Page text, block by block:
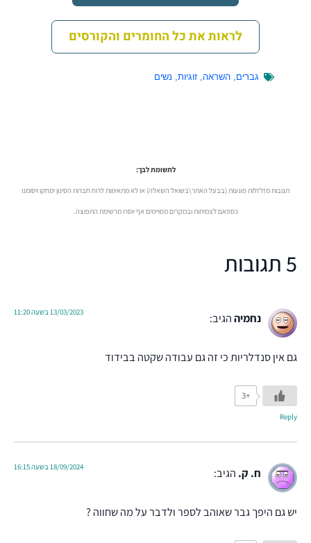
לראות את כל החומרים והקורסים
גברים השראה זוגיות נשים
לתשומת לבך:
תגובות מזלזלות פוגעות (בבעל האתר\בשואל השאלה) או לא מתאימות לרוח חברות הסינון ימחקו ויסומנו
כספאם לצמיתות ובמקרים מסויימים אף יוסרו מרשימת התפוצה.
5 תגובות
נחמיההגיב: 13/03/2023 בשעה 11:20
גם אין סנדלריות כי זה גם עבודה שקטה בבידוד
+3
Reply
ח. ק. הגיב: 18/09/2024 בשעה 16:15
יש גם היפך גבר שאוהב לספר ולדבר על מה שחווה ?